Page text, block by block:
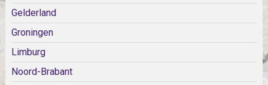
Gelderland
Groningen
Limburg
Noord-Brabant